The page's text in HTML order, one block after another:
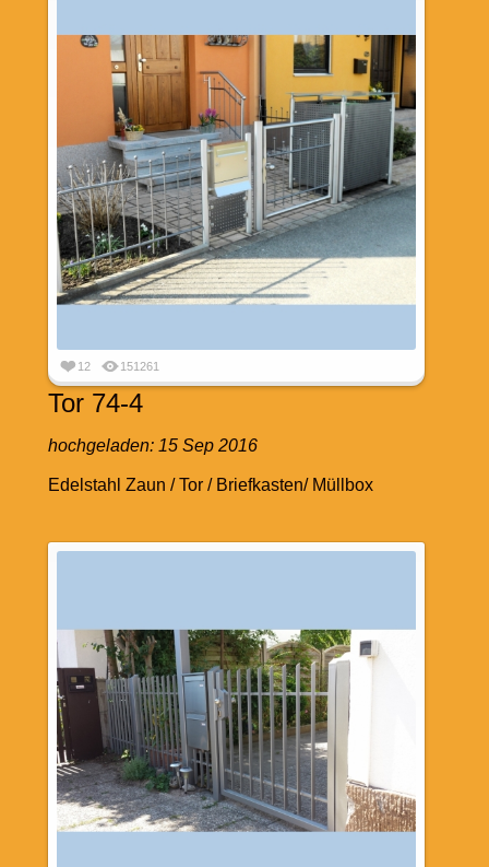
12 151261
Tor 74-4
hochgeladen: 15 Sep 2016
Edelstahl Zaun / Tor / Briefkasten/ Müllbox